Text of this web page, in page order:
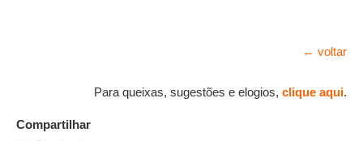
← voltar
Para queixas, sugestões e elogios, clique aqui.
Compartilhar